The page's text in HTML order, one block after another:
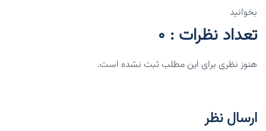
بخوانید
تعداد نظرات : 0
هنوز نظری برای این مطلب ثبت نشده است.
ارسال نظر